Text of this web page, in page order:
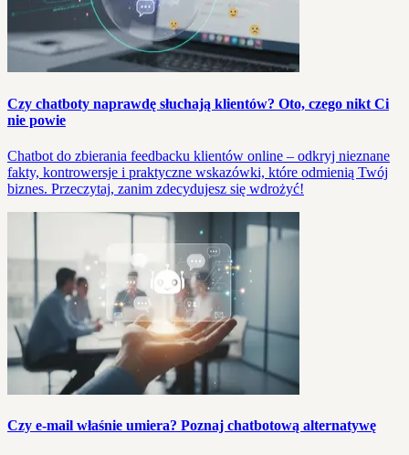
Czy chatboty naprawdę słuchają klientów? Oto, czego nikt Ci
nie powie
Chatbot do zbierania feedbacku klientów online – odkryj nieznane
fakty, kontrowersje i praktyczne wskazówki, które odmienią Twój
biznes. Przeczytaj, zanim zdecydujesz się wdrożyć!
Czy e-mail właśnie umiera? Poznaj chatbotową alternatywę